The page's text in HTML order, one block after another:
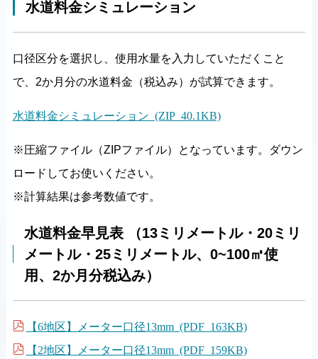
水道料金シミュレーション
口径区分を選択し、使用水量を入力していただくこと
で、2か月分の水道料金（税込み）が試算できます。
水道料金シミュレーション (ZIP 40.1KB)
※圧縮ファイル（ZIPファイル）となっています。ダウン
ロードしてお使いください。
※計算結果は参考数値です。
水道料金早見表 （13ミリメートル・20ミリ
メートル・25ミリメートル、0~100㎥使
用、2か月分税込み）
【6地区】メーター口径13mm (PDF 163KB)
【2地区】メーター口径13mm (PDF 159KB)